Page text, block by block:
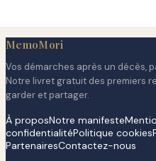
MemoMori
Vos démarches après un décès,
Notre livret gratuit des premiers
garder et partager.
À proposNotre manifeste
confidentialitéPolitique cookies
PartenairesContactez-nous